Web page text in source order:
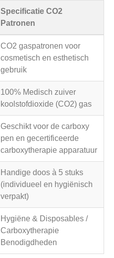
Specificatie CO2
Patronen
CO2 gaspatronen voor
cosmetisch en esthetisch
gebruik
100% Medisch zuiver
koolstofdioxide (CO2) gas
Geschikt voor de carboxy
pen en gecertificeerde
carboxytherapie apparatuur
Handige doos à 5 stuks
(individueel en hygiënisch
verpakt)
Hygiëne & Disposables /
Carboxytherapie
Benodigdheden